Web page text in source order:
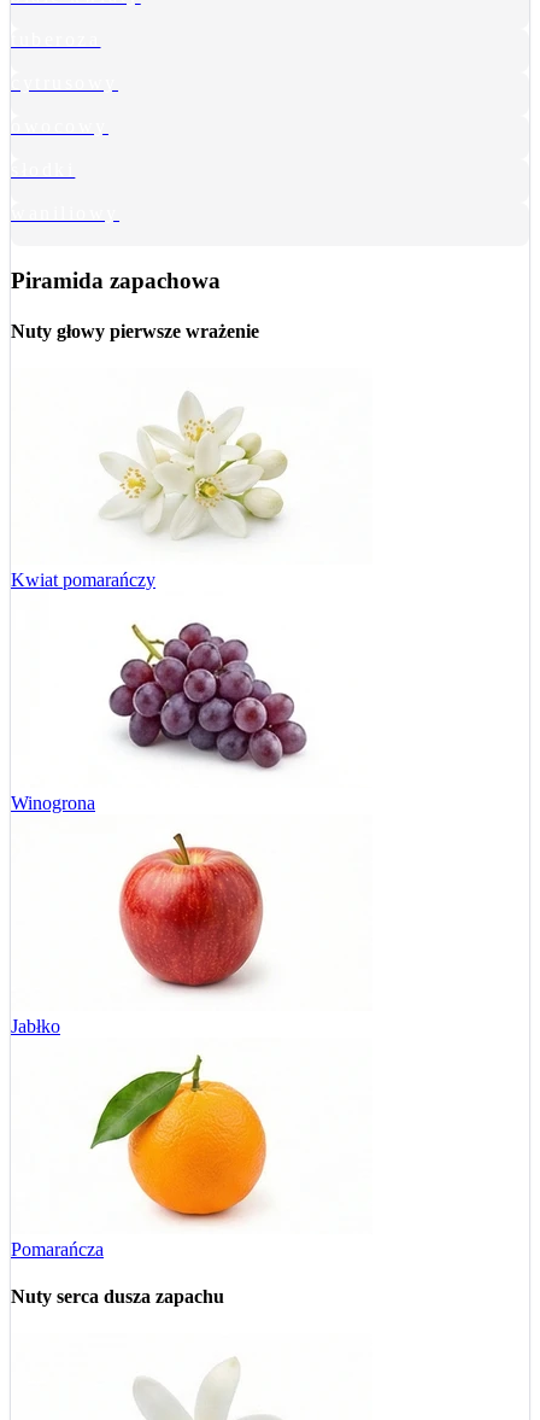
Piramida zapachowa
Nuty głowy pierwsze wrażenie
Kwiat pomarańczy
Winogrona
Jabłko
Pomarańcza
Nuty serca dusza zapachu